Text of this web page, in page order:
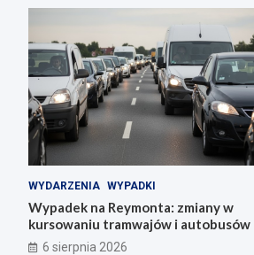
WYDARZENIA WYPADKI
Wypadek na Reymonta: zmiany w
kursowaniu tramwajów i autobusów
6 sierpnia 2026